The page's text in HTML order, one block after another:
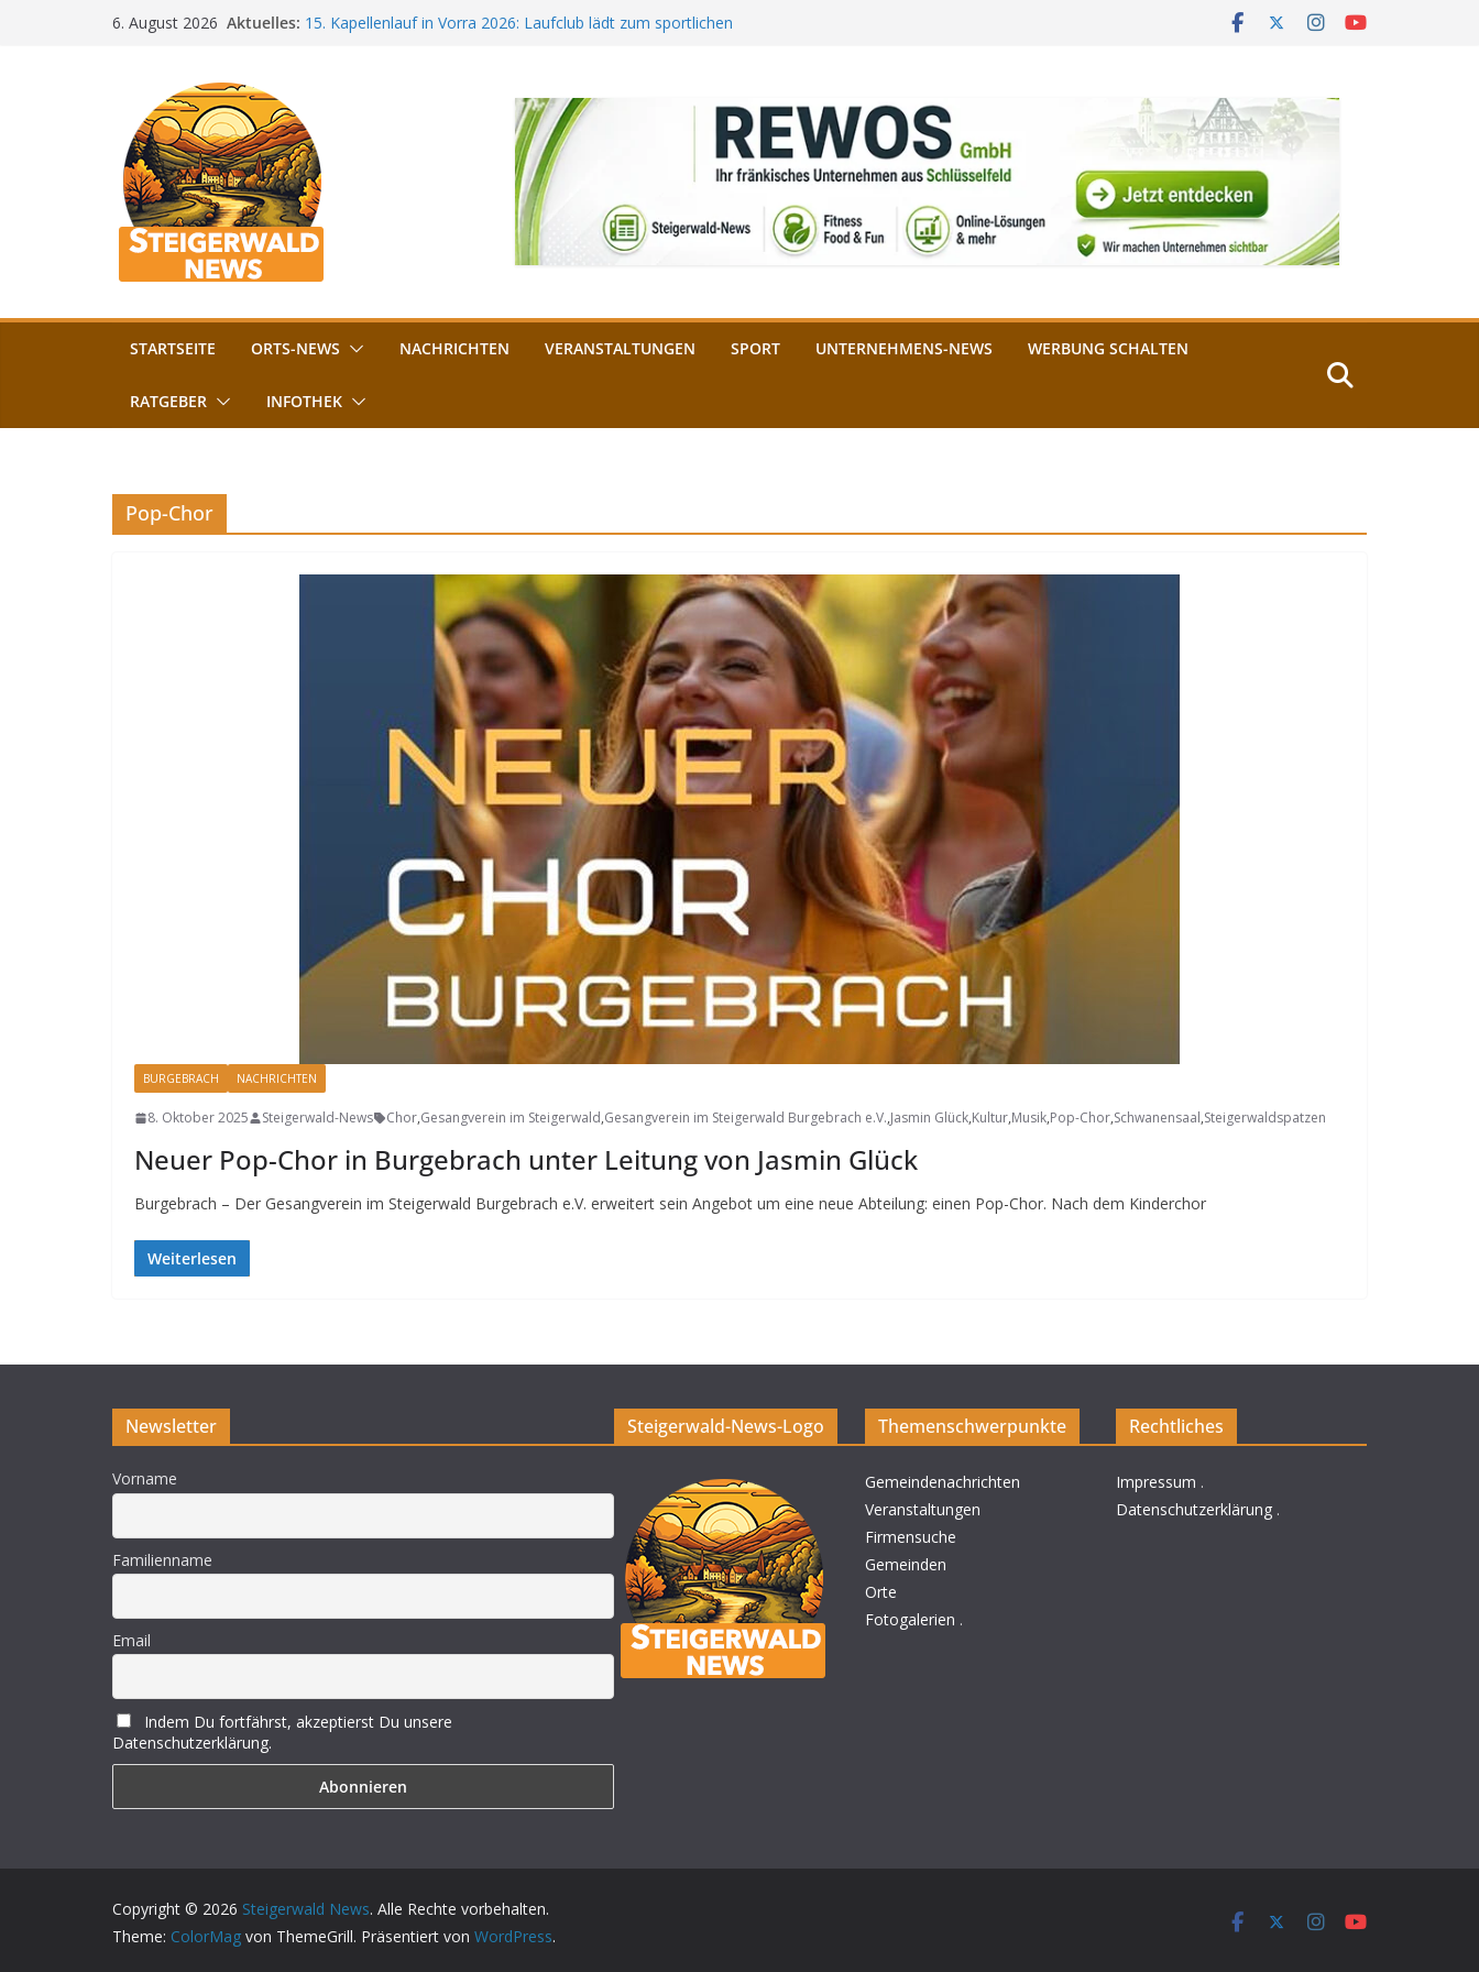
6. August 2026 Aktuelles: 15. Kapellenlauf in Vorra 2026: Laufclub lädt zum sportlichen
„Bamberger Böhnla“: Kaffee aus Bamberg unterstützt die
Lebenshilfe
Aschbacher Kerwa startet bald: Das ist heuer geboten
Vollsperrung am Friedhof in Schlüsselfeld: Kreuzung ab 3.
August gesperrt
STARTSEITE ORTS-NEWS NACHRICHTEN VERANSTALTUNGEN SPORT UNTERNEHMENS-NEWS WERBUNG SCHALTEN
RATGEBER INFOTHEK
Pop-Chor
BURGEBRACH NACHRICHTEN
8. Oktober 2025 Steigerwald-News Chor,Gesangverein im Steigerwald,Gesangverein im Steigerwald Burgebrach e.V.,Jasmin Glück,Kultur,Musik,Pop-Chor,Schwanensaal,Steigerwaldspatzen
Neuer Pop-Chor in Burgebrach unter Leitung von Jasmin Glück
Burgebrach – Der Gesangverein im Steigerwald Burgebrach e.V. erweitert sein Angebot um eine neue Abteilung: einen Pop-Chor. Nach dem Kinderchor
Weiterlesen
Newsletter
Vorname
Familienname
Email
Indem Du fortfährst, akzeptierst Du unsere
Datenschutzerklärung.
Steigerwald-News-Logo Themenschwerpunkte
Gemeindenachrichten
Veranstaltungen
Firmensuche
Gemeinden
Orte
Fotogalerien .
Rechtliches
Impressum .
Datenschutzerklärung .
Copyright © 2026 Steigerwald News. Alle Rechte vorbehalten.
Theme: ColorMag von ThemeGrill. Präsentiert von WordPress.